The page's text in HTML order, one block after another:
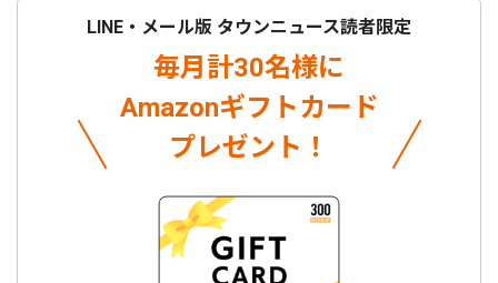
LINE・メール版 タウンニュース読者限定
毎月計30名様に
Amazonギフトカード
プレゼント！